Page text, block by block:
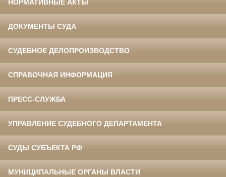
НОРМАТИВНЫЕ АКТЫ
ДОКУМЕНТЫ СУДА
СУДЕБНОЕ ДЕЛОПРОИЗВОДСТВО
СПРАВОЧНАЯ ИНФОРМАЦИЯ
ПРЕСС-СЛУЖБА
УПРАВЛЕНИЕ СУДЕБНОГО ДЕПАРТАМЕНТА
СУДЫ СУБЪЕКТА РФ
МУНИЦИПАЛЬНЫЕ ОРГАНЫ ВЛАСТИ